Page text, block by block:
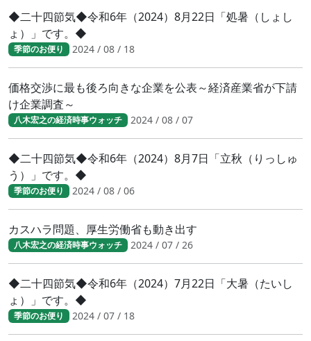
◆二十四節気◆令和6年（2024）8月22日「処暑（しょし
ょ）」です。◆
季節のお便り 2024 / 08 / 18
価格交渉に最も後ろ向きな企業を公表～経済産業省が下請
け企業調査～
八木宏之の経済時事ウォッチ 2024 / 08 / 07
◆二十四節気◆令和6年（2024）8月7日「立秋（りっしゅ
う）」です。◆
季節のお便り 2024 / 08 / 06
カスハラ問題、厚生労働省も動き出す
八木宏之の経済時事ウォッチ 2024 / 07 / 26
◆二十四節気◆令和6年（2024）7月22日「大暑（たいし
ょ）」です。◆
季節のお便り 2024 / 07 / 18